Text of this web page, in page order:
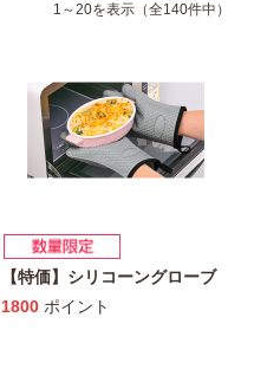
1～20を表示（全140件中）
【特価】シリコーングローブ
1800 ポイント